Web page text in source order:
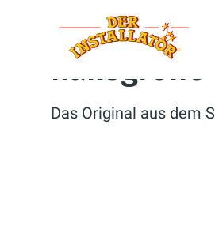
hansgrohe
Das Original aus dem